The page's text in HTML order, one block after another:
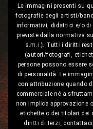
Le immagini presenti su
fotografie degli artisti/
informativi, didattici e/o di
previste dalla normativa
s.m.i.). Tutti i diritti
(autori/fotografi,
persone possono essere
di personalità. Le
con attribuzione quando
commerciale né a
non implica approvazione
etichette o dei titolari dei
diritti di terzi,